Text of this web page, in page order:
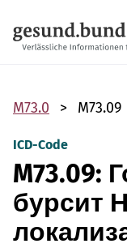
M73.0 M73.09
ICD-Code
M73.09:
бурсит